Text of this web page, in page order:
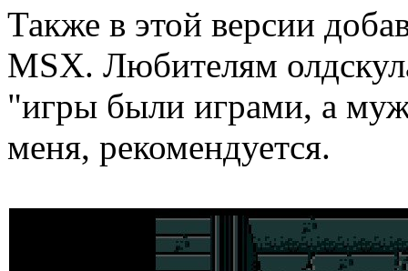
Также в этой версии
MSX. Любителям
"игры были играми, а
меня, рекомендуется.